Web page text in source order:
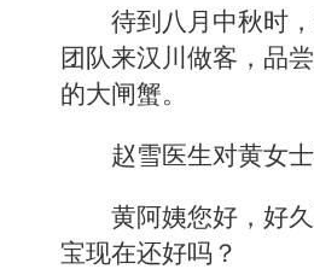
待到八月中秋时
团队来汉川做客，品
的大闸蟹。
赵雪医生对黄女士
黄阿姨您好，好
宝现在还好吗？